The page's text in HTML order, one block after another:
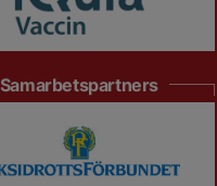
Samarbetspartners